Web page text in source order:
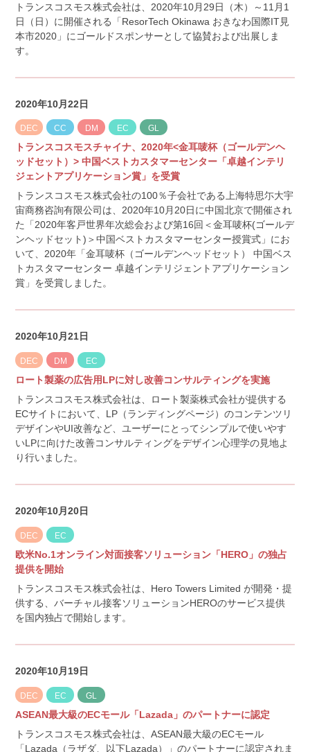
トランスコスモス株式会社は、2020年10月29日（木）～11月1
日（日）に開催される「ResorTech Okinawa おきなわ国際IT見
本市2020」にゴールドスポンサーとして協賛および出展しま
す。
2020年10月22日
DEC CC DM EC GL
トランスコスモスチャイナ、2020年<金耳唛杯（ゴールデンヘ
ッドセット）> 中国ベストカスタマーセンター「卓越インテリ
ジェントアプリケーション賞」を受賞
トランスコスモス株式会社の100％子会社である上海特思尓大宇
宙商務咨詢有限公司は、2020年10月20日に中国北京で開催され
た「2020年客戸世界年次総会および第16回＜金耳唛杯(ゴールデ
ンヘッドセット)＞中国ベストカスタマーセンター授賞式」にお
いて、2020年「金耳唛杯（ゴールデンヘッドセット） 中国ベス
トカスタマーセンター 卓越インテリジェントアプリケーション
賞」を受賞しました。
2020年10月21日
DEC DM EC
ロート製薬の広告用LPに対し改善コンサルティングを実施
トランスコスモス株式会社は、ロート製薬株式会社が提供する
ECサイトにおいて、LP（ランディングページ）のコンテンツリ
デザインやUI改善など、ユーザーにとってシンプルで使いやす
いLPに向けた改善コンサルティングをデザイン心理学の見地よ
り行いました。
2020年10月20日
DEC EC
欧米No.1オンライン対面接客ソリューション「HERO」の独占
提供を開始
トランスコスモス株式会社は、Hero Towers Limited が開発・提
供する、バーチャル接客ソリューションHEROのサービス提供
を国内独占で開始します。
2020年10月19日
DEC EC GL
ASEAN最大級のECモール「Lazada」のパートナーに認定
トランスコスモス株式会社は、ASEAN最大級のECモール
「Lazada（ラザダ、以下Lazada）」のパートナーに認定されま